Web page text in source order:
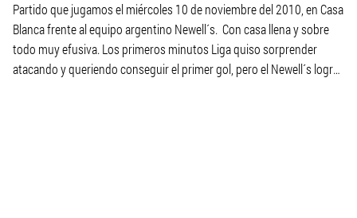
Partido que jugamos el miércoles 10 de noviembre del 2010, en Casa
Blanca frente al equipo argentino Newell´s. Con casa llena y sobre
todo muy efusiva. Los primeros minutos Liga quiso sorprender
atacando y queriendo conseguir el primer gol, pero el Newell´s logro
IR A
VISITA EL SITIO WEB